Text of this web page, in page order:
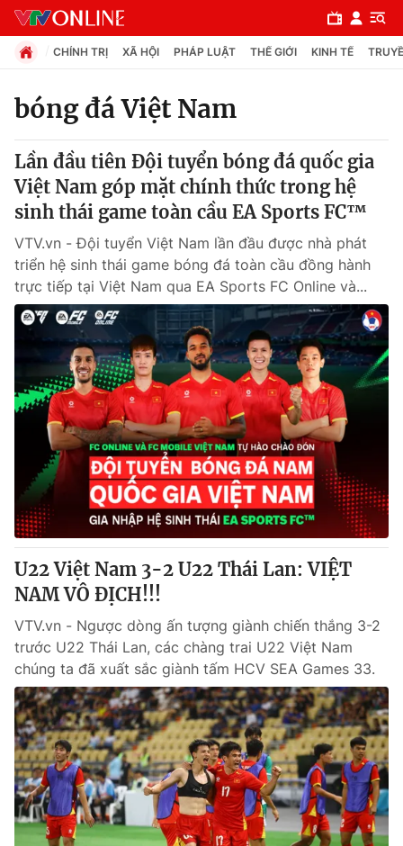
Chuyên mục
Chính trị
Pháp luật
Y tế
Thế giới
Tin tức
Thế giới đó đây
Câu chuyện quốc tế
Kinh tế
Tài chính
Thị trường
Góc doanh nghiệp
Dữ liệu và đời sống
Truyền hình
Phim VTV
Hậu trường
Nhân vật
Khán giả
Giải sao mai
Giải trí
Điện ảnh
Âm nhạc
Sao
Đời sống
Du lịch
Làm đẹp
Chất lượng cuộc sống
Giáo dục
Tuyển sinh
Học trực tuyến
Công nghệ
Hitech Công nghệ tương lai
Sản phẩm
Giao lưu trực tuyến
CHÍNH TRỊ XÃ HỘI PHÁP LUẬT THẾ GIỚI KINH TẾ
bóng đá Việt Nam
Lần đầu tiên Đội tuyển bóng đá quốc gia
Việt Nam góp mặt chính thức trong hệ
sinh thái game toàn cầu EA Sports FC™
VTV.vn - Đội tuyển Việt Nam lần đầu được nhà phát
triển hệ sinh thái game bóng đá toàn cầu đồng hành
trực tiếp tại Việt Nam qua EA Sports FC Online và...
U22 Việt Nam 3-2 U22 Thái Lan: VIỆT
NAM VÔ ĐỊCH!!!
VTV.vn - Ngược dòng ấn tượng giành chiến thắng 3-2
trước U22 Thái Lan, các chàng trai U22 Việt Nam
chúng ta đã xuất sắc giành tấm HCV SEA Games 33.